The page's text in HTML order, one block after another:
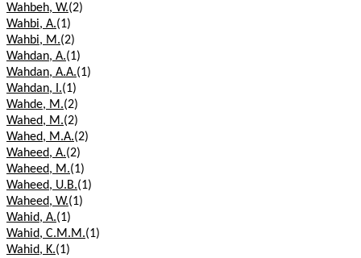
Wahbeh, W.(2)
Wahbi, A.(1)
Wahbi, M.(2)
Wahdan, A.(1)
Wahdan, A.A.(1)
Wahdan, I.(1)
Wahde, M.(2)
Wahed, M.(2)
Wahed, M.A.(2)
Waheed, A.(2)
Waheed, M.(1)
Waheed, U.B.(1)
Waheed, W.(1)
Wahid, A.(1)
Wahid, C.M.M.(1)
Wahid, K.(1)